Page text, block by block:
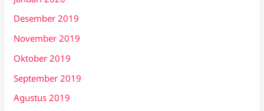
Desember 2019
November 2019
Oktober 2019
September 2019
Agustus 2019